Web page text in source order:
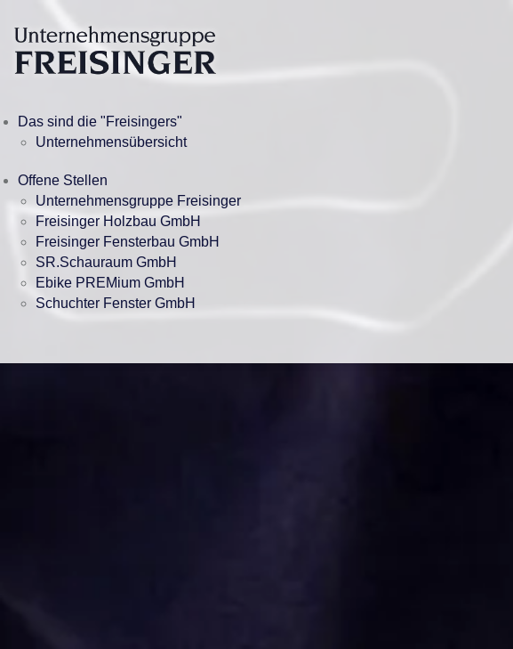
Das sind die "Freisingers"
Unternehmensübersicht
Offene Stellen
Unternehmensgruppe Freisinger
Freisinger Holzbau GmbH
Freisinger Fensterbau GmbH
SR.Schauraum GmbH
Ebike PREMium GmbH
Schuchter Fenster GmbH